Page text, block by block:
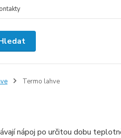
Termo lahve
nápoj po určitou dobu